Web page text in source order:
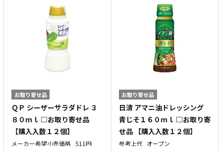
お取り寄せ品
ＱＰ シーザーサラダドレ ３
８０ｍｌ □お取り寄せ品
【購入入数１２個】
メーカー希望小売価格 511円
お取り寄せ品
日清 アマニ油ドレッシング
青じそ１６０ｍｌ □お取り寄
せ品 【購入入数１２個】
参考上代 オープン